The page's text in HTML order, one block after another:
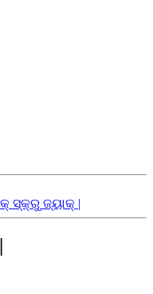
ସ୍କ୍ରୁ ଜ୍ୟାକ୍ |